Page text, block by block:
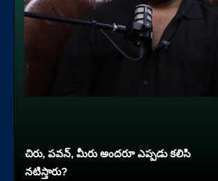
చిరు, పవన్, మీరు అందరూ ఎప్పడు కలిసి
నటిస్తారు?